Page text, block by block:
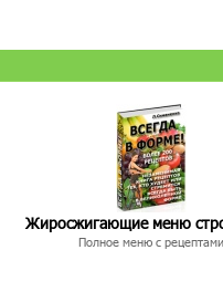
Жиросжигающие меню
Полное меню с рецептами